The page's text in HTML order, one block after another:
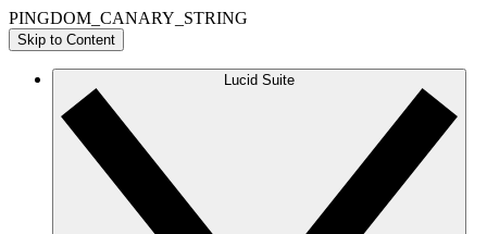
PINGDOM_CANARY_STRING
Skip to Content
Lucid Suite